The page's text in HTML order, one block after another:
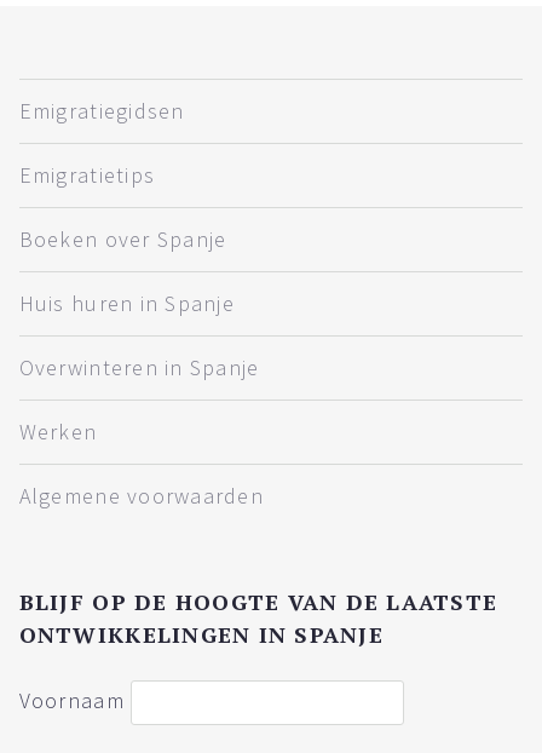
Emigratiegidsen
Emigratietips
Boeken over Spanje
Huis huren in Spanje
Overwinteren in Spanje
Werken
Algemene voorwaarden
BLIJF OP DE HOOGTE VAN DE LAATSTE
ONTWIKKELINGEN IN SPANJE
Voornaam